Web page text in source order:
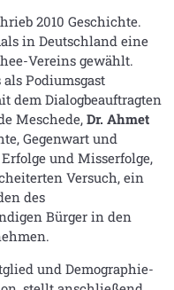
2010 Geschichte.
in Deutschland eine
Vereins gewählt.
Podiumsgast
dem Dialogbeauftragten
Meschede, Dr. Ahmet
Gegenwart und
und Misserfolge,
Versuch, ein
des
Bürger in den
und Demographie-